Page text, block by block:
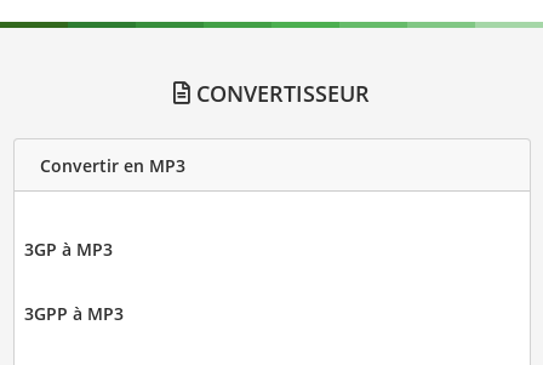
CONVERTISSEUR
Convertir en MP3
3GP à MP3
3GPP à MP3